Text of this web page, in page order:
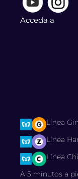
Acceda a
Línea
Línea
Línea
A 5 minutos a